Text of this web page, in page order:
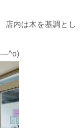
店内は木を基調とし